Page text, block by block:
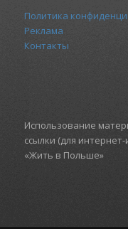
Политика
Реклама
Контакты
Использование
ссылки (для
«Жить в Польше»